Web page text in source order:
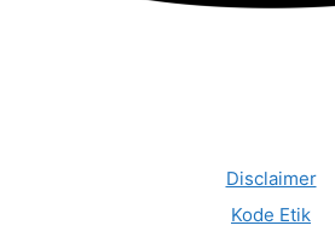
Disclaimer
Kode Etik